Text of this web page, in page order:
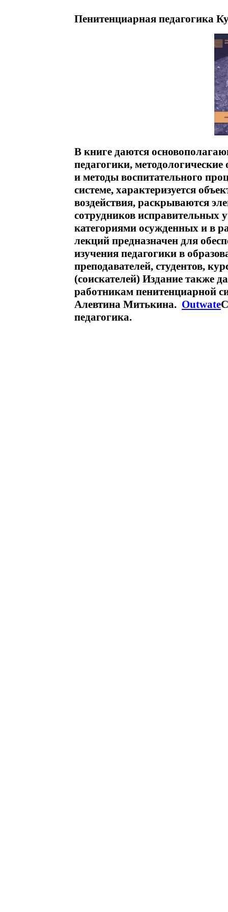
Пенитенциарная педагогика
В книге даются
педагогики,
и методы воспитательного
системе, характеризуется
воздействия, раскрываются
сотрудников исправительных
категориями осужденных и в
лекций предназначен для
изучения педагогики в
преподавателей, студентов,
(соискателей) Издание также
работникам пенитенциарной
Алевтина Митькина. Outwate
педагогика.